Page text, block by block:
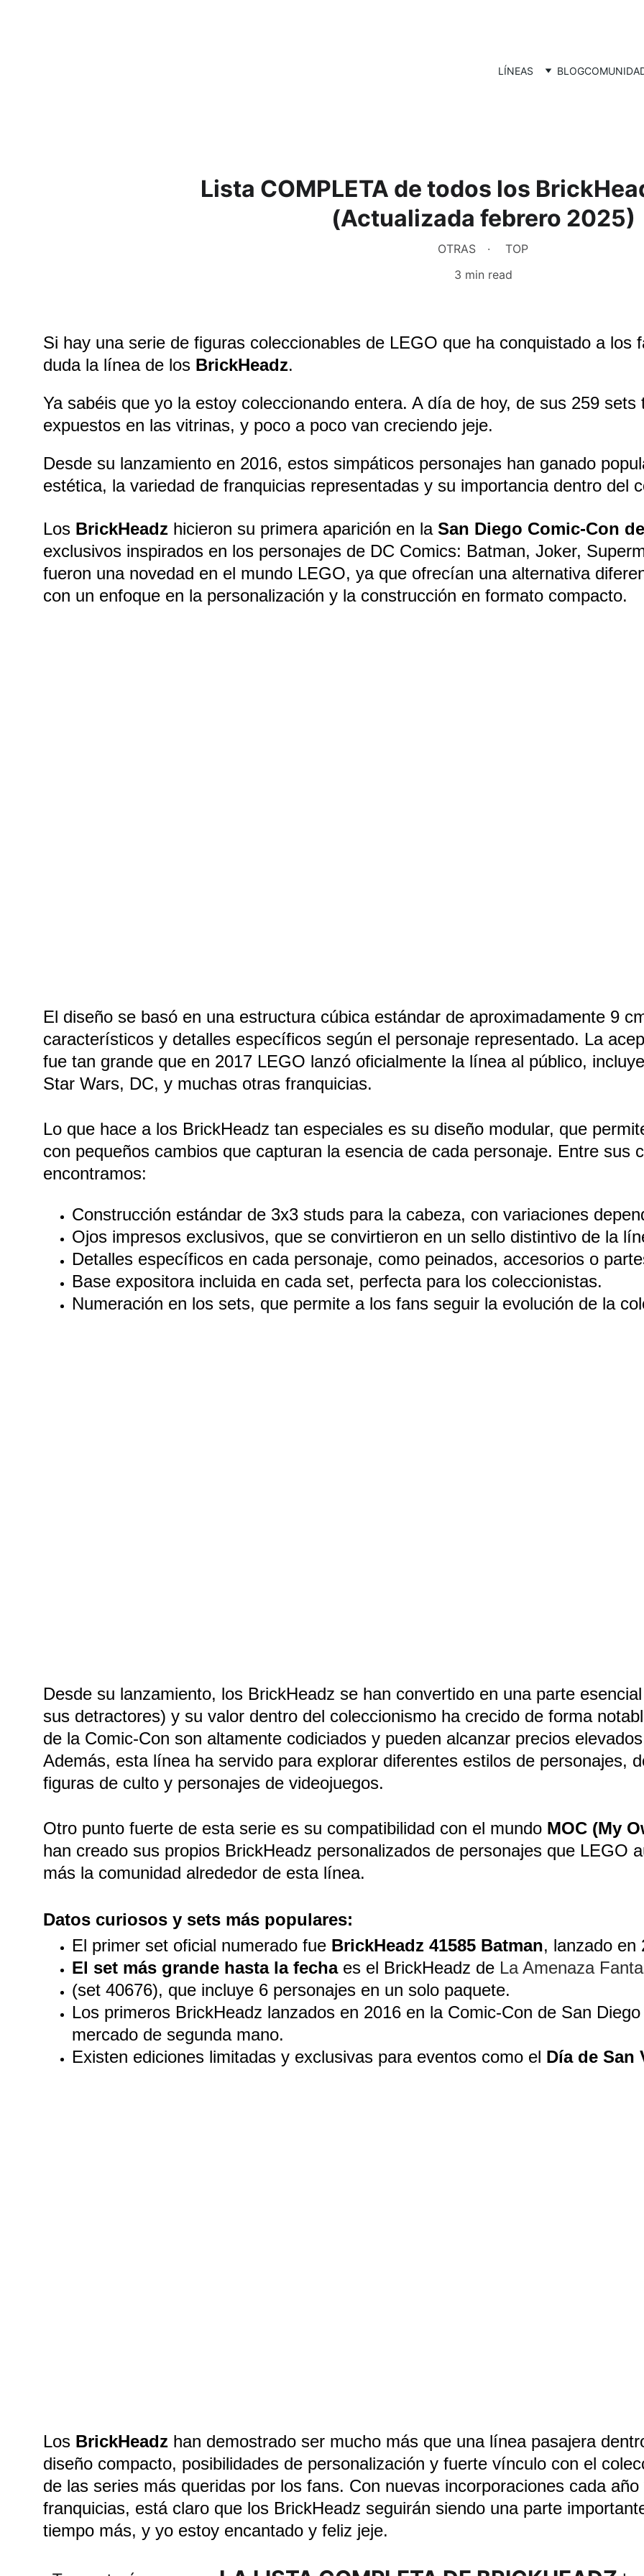
LÍNEAS BLOG
Lista COMPLETA de todos los
(Actualizada febrero 2025)
OTRAS
TOP
3 min read
Si hay una serie de figuras coleccionables de LEGO que ha conquistado a los
duda la línea de los BrickHeadz.
Ya sabéis que yo la estoy coleccionando entera. A día de hoy, de sus 259
expuestos en las vitrinas, y poco a poco van creciendo jeje.
Desde su lanzamiento en 2016, estos simpáticos personajes han ganado
estética, la variedad de franquicias representadas y su importancia dentro del
Los BrickHeadz hicieron su primera aparición en la San Diego Comic-Con
exclusivos inspirados en los personajes de DC Comics: Batman, Joker,
fueron una novedad en el mundo LEGO, ya que ofrecían una alternativa
con un enfoque en la personalización y la construcción en formato compacto.
El diseño se basó en una estructura cúbica estándar de aproximadamente 9
característicos y detalles específicos según el personaje representado. La
fue tan grande que en 2017 LEGO lanzó oficialmente la línea al público,
Star Wars, DC, y muchas otras franquicias.
Lo que hace a los BrickHeadz tan especiales es su diseño modular, que
con pequeños cambios que capturan la esencia de cada personaje. Entre sus
encontramos:
Construcción estándar de 3x3 studs para la cabeza, con variaciones
Ojos impresos exclusivos, que se convirtieron en un sello distintivo de la
Detalles específicos en cada personaje, como peinados, accesorios o
Base expositora incluida en cada set, perfecta para los coleccionistas.
Numeración en los sets, que permite a los fans seguir la evolución de la
Desde su lanzamiento, los BrickHeadz se han convertido en una parte
sus detractores) y su valor dentro del coleccionismo ha crecido de forma
de la Comic-Con son altamente codiciados y pueden alcanzar precios
Además, esta línea ha servido para explorar diferentes estilos de personajes,
figuras de culto y personajes de videojuegos.
Otro punto fuerte de esta serie es su compatibilidad con el mundo MOC (My
han creado sus propios BrickHeadz personalizados de personajes que LEGO
más la comunidad alrededor de esta línea.
Datos curiosos y sets más populares:
El primer set oficial numerado fue BrickHeadz 41585 Batman, lanzado en
El set más grande hasta la fecha es el BrickHeadz de La Amenaza
(set 40676), que incluye 6 personajes en un solo paquete.
Los primeros BrickHeadz lanzados en 2016 en la Comic-Con de San
mercado de segunda mano.
Existen ediciones limitadas y exclusivas para eventos como el Día de San
Los BrickHeadz han demostrado ser mucho más que una línea pasajera
diseño compacto, posibilidades de personalización y fuerte vínculo con el
de las series más queridas por los fans. Con nuevas incorporaciones cada
franquicias, está claro que los BrickHeadz seguirán siendo una parte
tiempo más, y yo estoy encantado y feliz jeje.